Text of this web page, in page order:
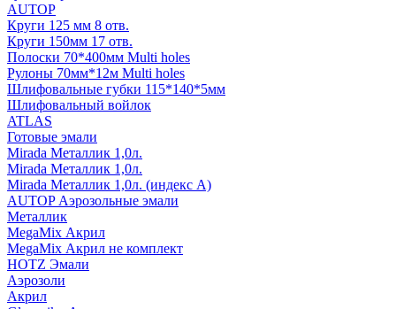
AUTOP
Круги 125 мм 8 отв.
Круги 150мм 17 отв.
Полоски 70*400мм Multi holes
Рулоны 70мм*12м Multi holes
Шлифовальные губки 115*140*5мм
Шлифовальный войлок
ATLAS
Готовые эмали
Mirada Металлик 1,0л.
Mirada Металлик 1,0л.
Mirada Металлик 1,0л. (индекс А)
AUTOP Аэрозольные эмали
Металлик
MegaMix Акрил
MegaMix Акрил не комплект
HOTZ Эмали
Аэрозоли
Акрил